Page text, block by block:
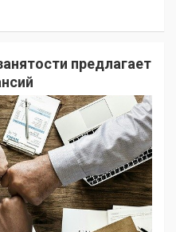
предлагает